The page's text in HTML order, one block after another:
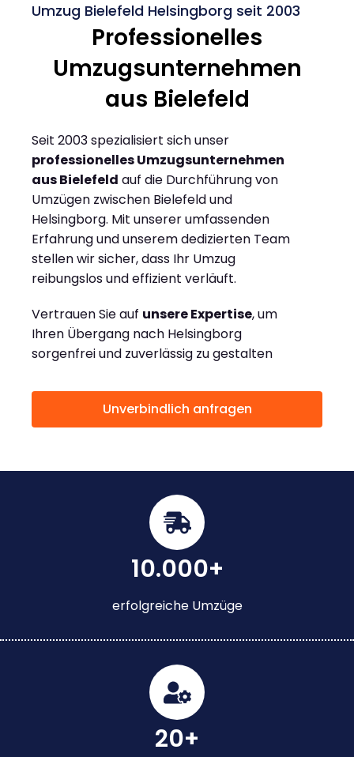
Umzug Bielefeld Helsingborg seit 2003
Professionelles
Umzugsunternehmen
aus Bielefeld
Seit 2003 spezialisiert sich unser
professionelles Umzugsunternehmen
aus Bielefeld auf die Durchführung von
Umzügen zwischen Bielefeld und
Helsingborg. Mit unserer umfassenden
Erfahrung und unserem dedizierten Team
stellen wir sicher, dass Ihr Umzug
reibungslos und effizient verläuft.
Vertrauen Sie auf unsere Expertise, um
Ihren Übergang nach Helsingborg
sorgenfrei und zuverlässig zu gestalten
Unverbindlich anfragen
10.000+
erfolgreiche Umzüge
20+